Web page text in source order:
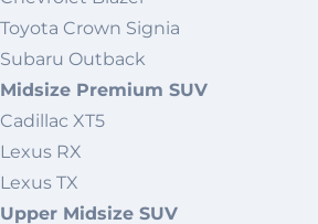
Toyota Crown Signia
Subaru Outback
Midsize Premium SUV
Cadillac XT5
Lexus RX
Lexus TX
Upper Midsize SUV